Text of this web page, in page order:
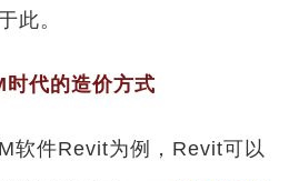
此。
时代的造价方式
件Revit为例，Revit可以